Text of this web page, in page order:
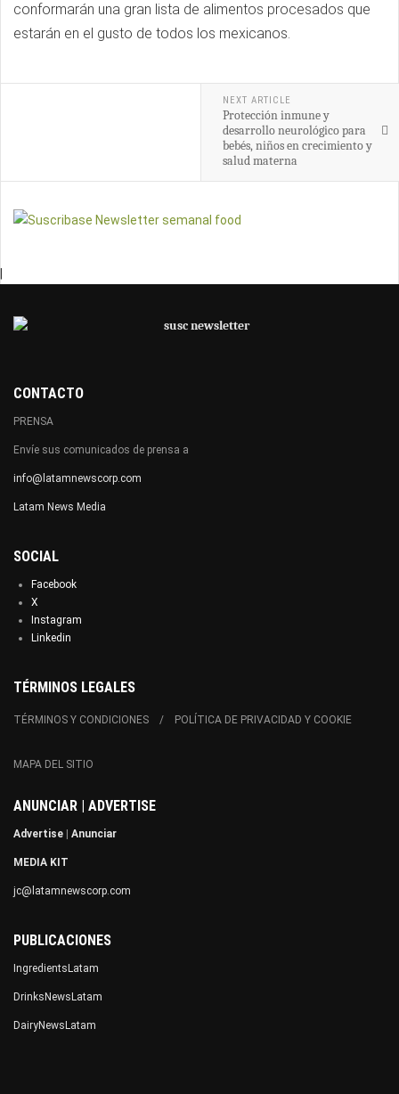
conformarán una gran lista de alimentos procesados que
estarán en el gusto de todos los mexicanos.
NEXT ARTICLE
Protección inmune y
desarrollo neurológico para
bebés, niños en crecimiento y
salud materna
CONTACTO
PRENSA
Envíe sus comunicados de prensa a
info@latamnewscorp.com
Latam News Media
SOCIAL
Facebook
X
Instagram
Linkedin
TÉRMINOS LEGALES
TÉRMINOS Y CONDICIONES POLÍTICA DE PRIVACIDAD Y COOKIE
MAPA DEL SITIO
ANUNCIAR | ADVERTISE
Advertise Anunciar
MEDIA KIT
jc@latamnewscorp.com
PUBLICACIONES
IngredientsLatam
DrinksNewsLatam
DairyNewsLatam